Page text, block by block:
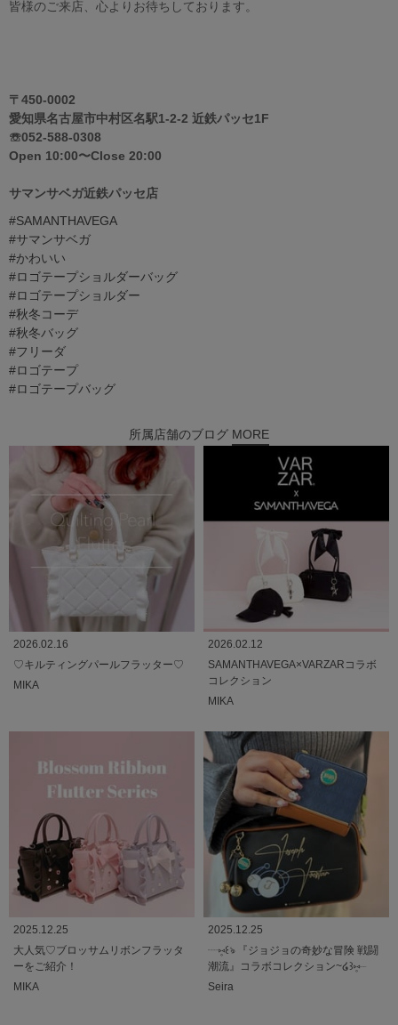
皆様のご来店、心よりお待ちしております。
〒450-0002
愛知県名古屋市中村区名駅1-2-2 近鉄パッセ1F
☏052-588-0308
Open 10:00〜Close 20:00
サマンサベガ近鉄パッセ店
#SAMANTHAVEGA
#サマンサベガ
#かわいい
#ロゴテープショルダーバッグ
#ロゴテープショルダー
#秋冬コーデ
#秋冬バッグ
#フリーダ
#ロゴテープ
#ロゴテープバッグ
所属店舗のブログ MORE
2026.02.16
♡キルティングパールフラッター♡
MIKA
2026.02.12
SAMANTHAVEGA×VARZARコラボ
コレクション
MIKA
2025.12.25
大人気♡ブロッサムリボンフラッタ
ーをご紹介！
MIKA
2025.12.25
┈⑅̥꒰ঌ 『ジョジョの奇妙な冒険 戦闘
潮流』コラボコレクション~໒꒱⑅̥┈
Seira